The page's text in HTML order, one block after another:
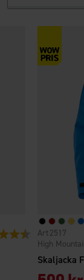
4.3 utav 5
Skaljacka
High
2517